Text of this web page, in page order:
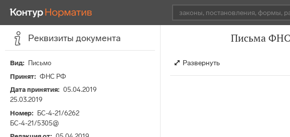
Реквизиты документа
Вид
Письмо
Принят
ФНС РФ
Дата принятия
05.04.2019
25.03.2019
Номер
БС-4-21/6262
БС-4-21/5305@
Письма ФНС
Развернуть